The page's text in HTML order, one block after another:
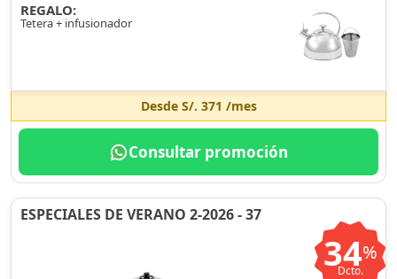
REGALO:
Tetera + infusionador
Desde S/. 371 /mes
Consultar promoción
ESPECIALES DE VERANO 2-2026 - 37
34%
Dcto.